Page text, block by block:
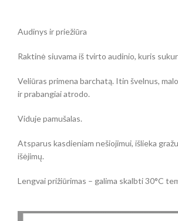
Audinys ir priežiūra
Raktinė siuvama iš tvirto audinio, kuris
Veliūras primena barchatą. Itin švelnus,
ir prabangiai atrodo.
Viduje pamušalas.
Atsparus kasdieniam nešiojimui, išlieka
išėjimų.
Lengvai prižiūrimas – galima skalbti 30°C